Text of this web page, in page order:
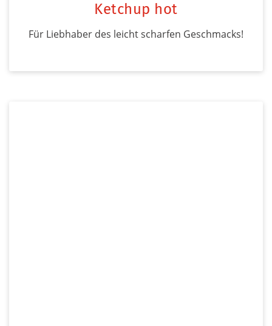
Ketchup hot
Für Liebhaber des leicht scharfen Geschmacks!